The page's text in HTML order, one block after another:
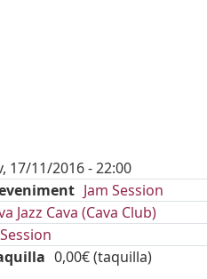
17/11/2016 - 22:00
Jam Session
Jazz Cava (Cava Club)
0,00€ (taquilla)